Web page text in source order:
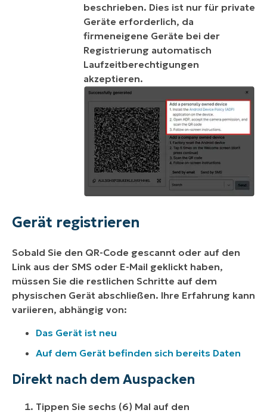
beschrieben. Dies ist nur für private
Geräte erforderlich, da
firmeneigene Geräte bei der
Registrierung automatisch
Laufzeitberechtigungen
akzeptieren.
Gerät registrieren
Sobald Sie den QR-Code gescannt oder auf den
Link aus der SMS oder E-Mail geklickt haben,
müssen Sie die restlichen Schritte auf dem
physischen Gerät abschließen. Ihre Erfahrung kann
variieren, abhängig von:
Das Gerät ist neu
Auf dem Gerät befinden sich bereits Daten
Direkt nach dem Auspacken
Tippen Sie sechs (6) Mal auf den